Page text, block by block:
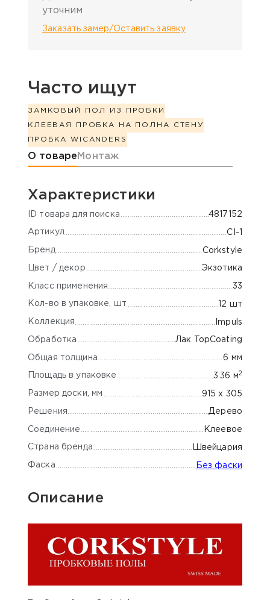
уточним
Заказать замер/Оставить заявку
Часто ищут
ЗАМКОВЫЙ ПОЛ ИЗ ПРОБКИ
КЛЕЕВАЯ ПРОБКА НА ПОЛ НА СТЕНУ
ПРОБКА WICANDERS
Информация о товаре
О товаре Монтаж
Характеристики
ID товара для поиска 4817152
Артикул CI-1
Бренд Corkstyle
Цвет / декор Экзотика
Класс применения 33
Кол-во в упаковке, шт 12 шт
Коллекция Impuls
Обработка Лак TopCoating
Общая толщина 6 мм
Площадь в упаковке 3.36 м2
Размер доски, мм 915 x 305
Решения Дерево
Соединение Клеевое
Страна бренда Швейцария
Фаска Без фаски
Описание